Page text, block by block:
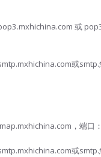
或
或smtp.
，端口
或smtp.